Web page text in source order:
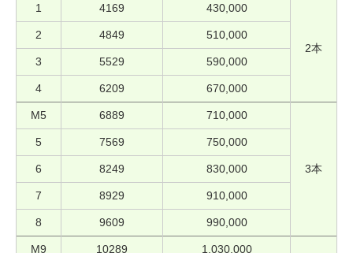
1 4169 430,000
2本
2 4849 510,000
3 5529 590,000
4 6209 670,000
M5 6889 710,000
3本
5 7569 750,000
6 8249 830,000
7 8929 910,000
8 9609 990,000
M9 10289 1,030,000